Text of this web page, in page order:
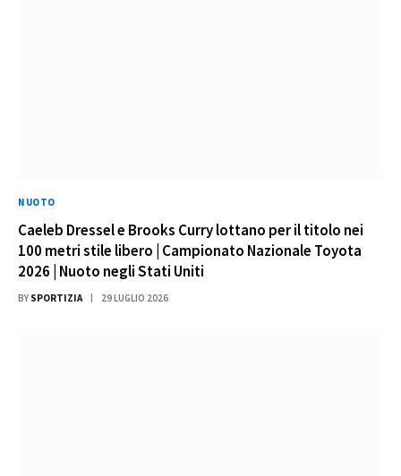
NUOTO
Caeleb Dressel e Brooks Curry lottano per il titolo nei
100 metri stile libero | Campionato Nazionale Toyota
2026 | Nuoto negli Stati Uniti
BY SPORTIZIA 29 LUGLIO 2026